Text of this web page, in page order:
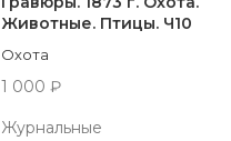
Животные. Птицы. Ч10
Охота
1 000 ₽
Журнальные